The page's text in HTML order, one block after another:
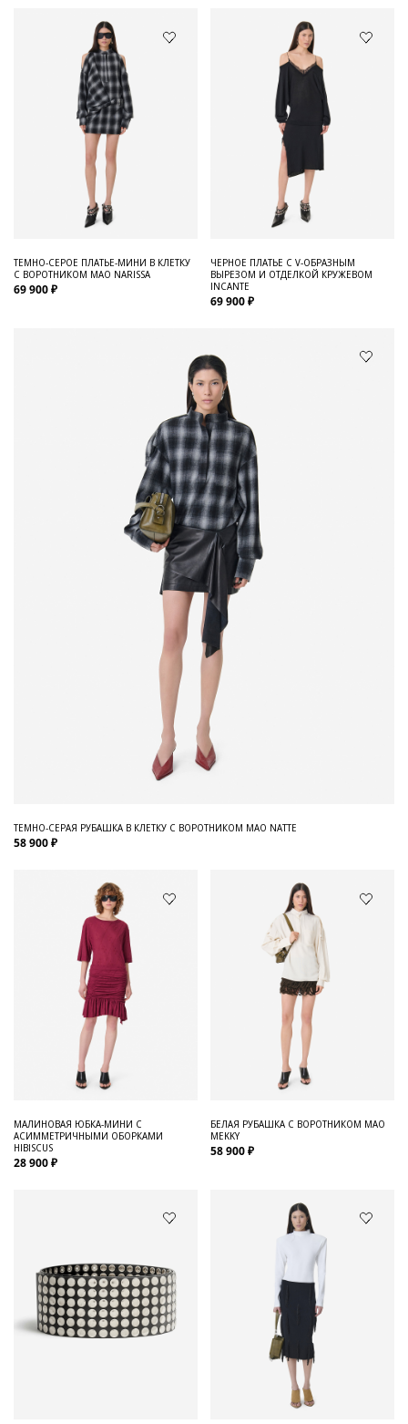
ТЕМНО-СЕРОЕ ПЛАТЬЕ-МИНИ В КЛЕТКУ
С ВОРОТНИКОМ МАО NARISSA
69 900 ₽
ЧЕРНОЕ ПЛАТЬЕ С V-ОБРАЗНЫМ
ВЫРЕЗОМ И ОТДЕЛКОЙ КРУЖЕВОМ
INCANTE
69 900 ₽
ТЕМНО-СЕРАЯ РУБАШКА В КЛЕТКУ С ВОРОТНИКОМ МАО NATTE
58 900 ₽
МАЛИНОВАЯ ЮБКА-МИНИ С
АСИММЕТРИЧНЫМИ ОБОРКАМИ
HIBISCUS
28 900 ₽
БЕЛАЯ РУБАШКА С ВОРОТНИКОМ МАО
MEKKY
58 900 ₽